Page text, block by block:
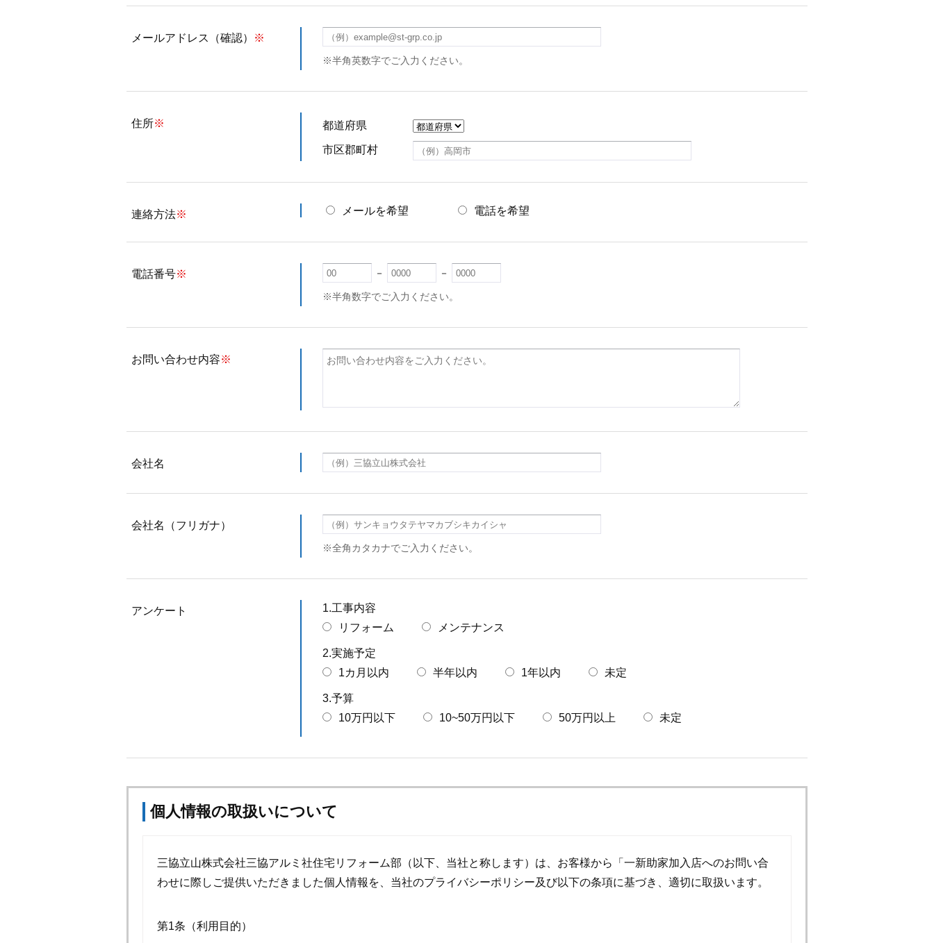
メールアドレス（確認） ※
※半角英数字でご入力ください。
住所※ 都道府県
市区郡町村
連絡方法※ メールを希望 電話を希望
電話番号※ － －
※半角数字でご入力ください。
お問い合わせ内容※
会社名
会社名（フリガナ）
※全角カタカナでご入力ください。
アンケート
1.工事内容
リフォーム
メンテナンス
2.実施予定
1カ月以内
半年以内 1年以内 未定
3.予算
10万円以下
10~50万円以下 50万円以上 未定
個人情報の取扱いについて
三協立山株式会社三協アルミ社住宅リフォーム部（以下、当社と称します）は、お客様から「一新助家加入店へのお問い合
わせに際しご提供いただきました個人情報を、当社のプライバシーポリシー及び以下の条項に基づき、適切に取扱います。
第1条（利用目的）